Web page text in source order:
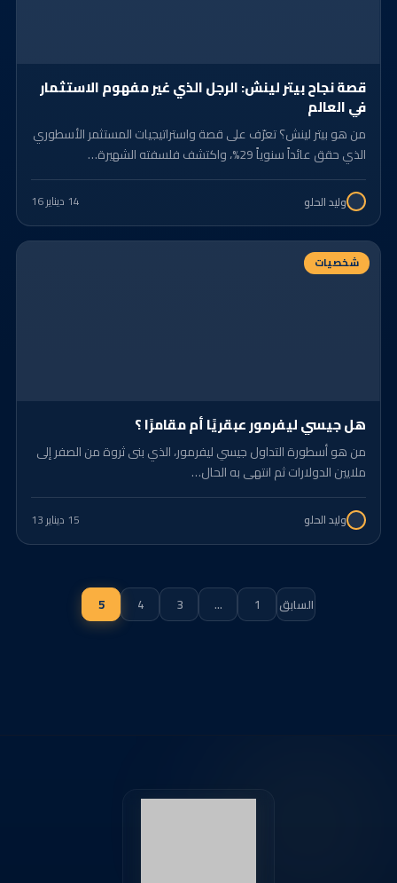
قصة نجاح بيتر لينش: الرجل الذي غير مفهوم الاستثمار
في العالم
من هو بيتر لينش؟ تعرّف على قصة واستراتيجيات المستثمر الأسطوري
الذي حقق عائداً سنوياً 29%، واكتشف فلسفته الشهيرة…
وليد الحلو 14 د يناير 16
شخصيات
هل جيسي ليفرمور عبقريًا أم مقامرًا ؟
من هو أسطورة التداول جيسي ليفرمور، الذي بنى ثروة من الصفر إلى
ملايين الدولارات ثم انتهى به الحال…
وليد الحلو 15 د يناير 13
تعدد
صفحات
السابق 1
…
3
4
5